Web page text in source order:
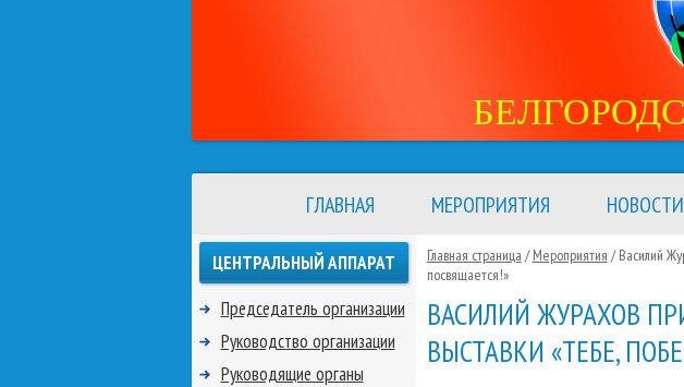
ГЛАВНАЯ МЕРОПРИЯТИЯ НОВОСТИ
Главная страница /Мероприятия /Василий
посвящается!»
ВАСИЛИЙ ЖУРАХОВ
ВЫСТАВКИ «ТЕБЕ,
ЦЕНТРАЛЬНЫЙ АППАРАТ
Председатель организации
Руководство организации
Руководящие органы